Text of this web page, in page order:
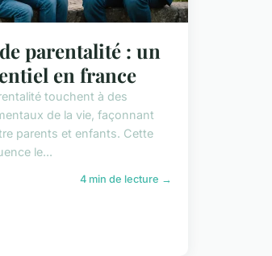
parentalité : un
en france
touchent à des
de la vie, façonnant
parents et enfants. Cette
le...
4 min de lecture →